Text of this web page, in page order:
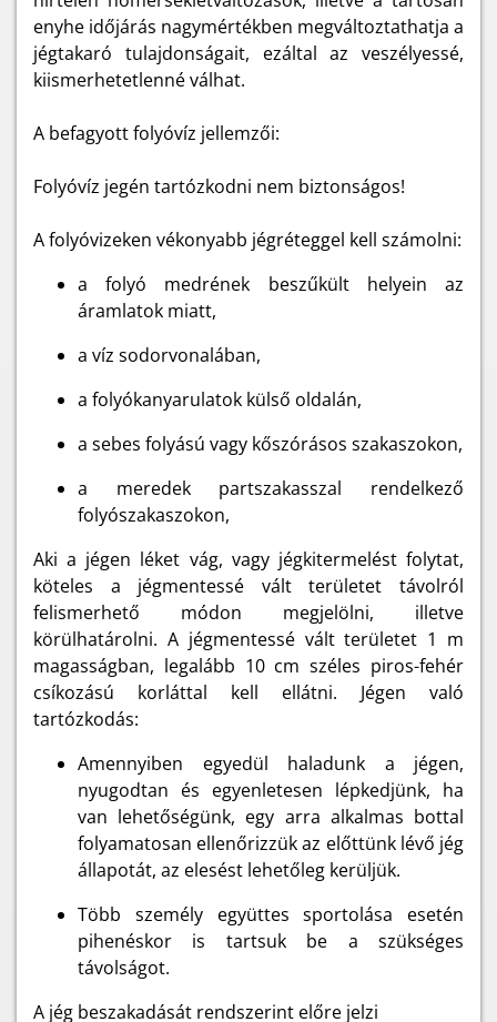
enyhe időjárás nagymértékben megváltoztathatja a
jégtakaró tulajdonságait, ezáltal az veszélyessé,
kiismerhetetlenné válhat.
A befagyott folyóvíz jellemzői:
Folyóvíz jegén tartózkodni nem biztonságos!
A folyóvizeken vékonyabb jégréteggel kell számolni:
a folyó medrének beszűkült helyein az
áramlatok miatt,
a víz sodorvonalában,
a folyókanyarulatok külső oldalán,
a sebes folyású vagy kőszórásos szakaszokon,
a meredek partszakasszal rendelkező
folyószakaszokon,
Aki a jégen léket vág, vagy jégkitermelést folytat,
köteles a jégmentessé vált területet távolról
felismerhető módon megjelölni, illetve
körülhatárolni. A jégmentessé vált területet 1 m
magasságban, legalább 10 cm széles piros-fehér
csíkozású korláttal kell ellátni. Jégen való
tartózkodás:
Amennyiben egyedül haladunk a jégen,
nyugodtan és egyenletesen lépkedjünk, ha
van lehetőségünk, egy arra alkalmas bottal
folyamatosan ellenőrizzük az előttünk lévő jég
állapotát, az elesést lehetőleg kerüljük.
Több személy együttes sportolása esetén
pihenéskor is tartsuk be a szükséges
távolságot.
A jég beszakadását rendszerint előre jelzi